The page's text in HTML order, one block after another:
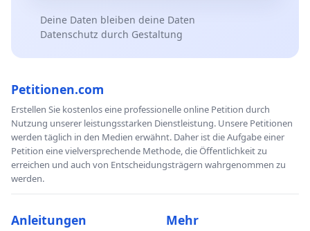
Deine Daten bleiben deine Daten
Datenschutz durch Gestaltung
Petitionen.com
Erstellen Sie kostenlos eine professionelle online Petition durch
Nutzung unserer leistungsstarken Dienstleistung. Unsere Petitionen
werden täglich in den Medien erwähnt. Daher ist die Aufgabe einer
Petition eine vielversprechende Methode, die Öffentlichkeit zu
erreichen und auch von Entscheidungsträgern wahrgenommen zu
werden.
Anleitungen Mehr